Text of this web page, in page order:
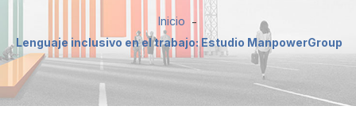
Inicio
Lenguaje inclusivo en el trabajo: Estudio ManpowerGroup